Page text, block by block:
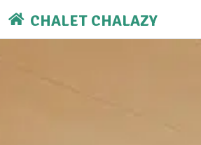
CHALET CHALAZY